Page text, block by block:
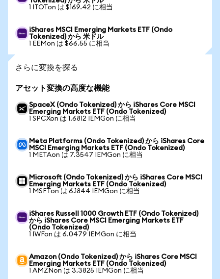
1 ITOTon は $169.42 に相当
iShares MSCI Emerging Markets ETF (Ondo
Tokenized) から 米ドル
1 EEMon は $66.55 に相当
さらに変換を探る
アセット変換の高度な機能
SpaceX (Ondo Tokenized) から iShares Core MSCI
Emerging Markets ETF (Ondo Tokenized)
1 SPCXon は 1.6812 IEMGon に相当
Meta Platforms (Ondo Tokenized) から iShares Core
MSCI Emerging Markets ETF (Ondo Tokenized)
1 METAon は 7.3547 IEMGon に相当
Microsoft (Ondo Tokenized) から iShares Core MSCI
Emerging Markets ETF (Ondo Tokenized)
1 MSFTon は 6.1844 IEMGon に相当
iShares Russell 1000 Growth ETF (Ondo Tokenized)
から iShares Core MSCI Emerging Markets ETF
(Ondo Tokenized)
1 IWFon は 6.0479 IEMGon に相当
Amazon (Ondo Tokenized) から iShares Core MSCI
Emerging Markets ETF (Ondo Tokenized)
1 AMZNon は 3.3825 IEMGon に相当